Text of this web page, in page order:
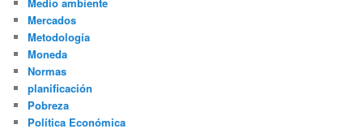
Mercados
Metodología
Moneda
Normas
planificación
Pobreza
Política Económica